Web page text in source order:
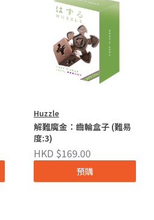
Huzzle
解難魔金：齒輪盒子 (難易
度:3)
HKD $169.00
預購